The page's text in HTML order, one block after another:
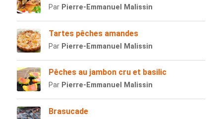
Par Pierre-Emmanuel Malissin
Tartes pêches amandes
Par Pierre-Emmanuel Malissin
Pêches au jambon cru et basilic
Par Pierre-Emmanuel Malissin
Brasucade